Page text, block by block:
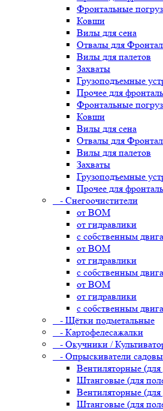
Фронтальные
Ковши
Вилы для сена
Отвалы для
Вилы для палетов
Захваты
Грузоподъемные
Прочее для
Фронтальные
Ковши
Вилы для сена
Отвалы для
Вилы для палетов
Захваты
Грузоподъемные
Прочее для
- Снегоочистители
от ВОМ
от гидравлики
с собственным
от ВОМ
от гидравлики
с собственным
от ВОМ
от гидравлики
с собственным
- Щётки подметальные
- Картофелесажалки
- Окучники /
- Опрыскиватели
Вентиляторные (для
Штанговые (для
Вентиляторные (для
Штанговые (для